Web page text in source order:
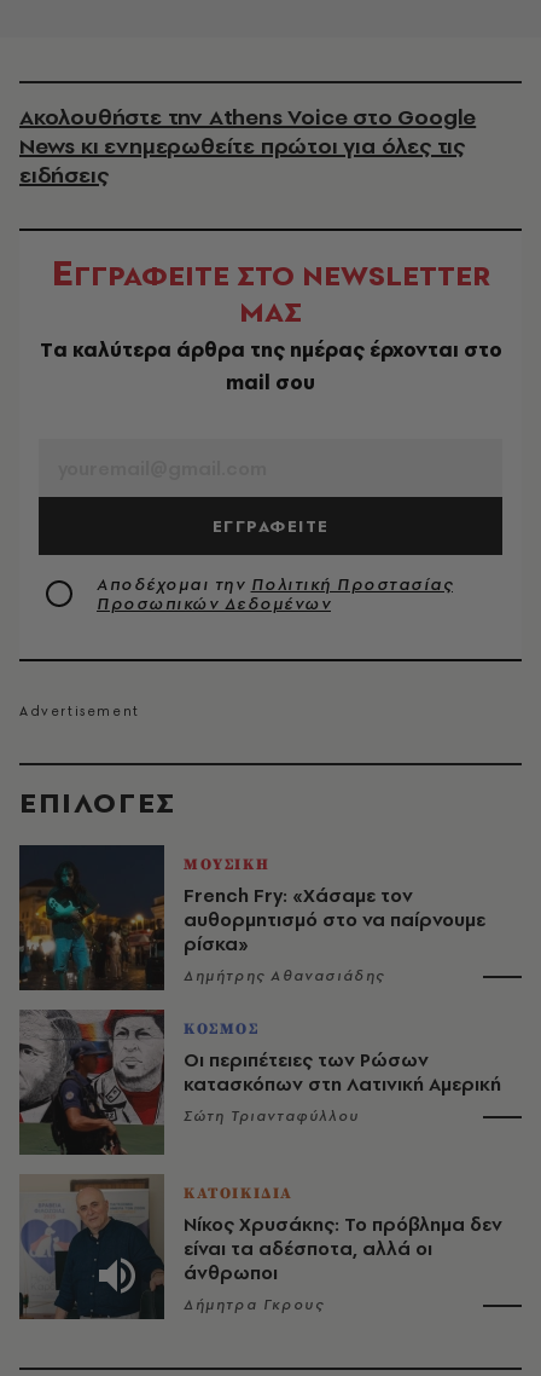
EΠΙΛΟΓΈΣ
ΜΟΥΣΙΚΗ
French Fry: «Χάσαμε τον
αυθορμητισμό στο να παίρνουμε
ρίσκα»
Δημήτρης Αθανασιάδης
ΚΟΣΜΟΣ
Οι περιπέτειες των Ρώσων
κατασκόπων στη Λατινική Αμερική
Σώτη Τριανταφύλλου
ΚΑΤΟΙΚΙΔΙΑ
Νίκος Χρυσάκης: Το πρόβλημα δεν
είναι τα αδέσποτα, αλλά οι
άνθρωποι
Δήμητρα Γκρους
Ακολουθήστε την Athens Voice στο Google
News κι ενημερωθείτε πρώτοι για όλες τις
ειδήσεις
ΕΓΓΡΑΦΕΙΤΕ ΣΤΟ NEWSLETTER
ΜΑΣ
Tα καλύτερα άρθρα της ημέρας έρχονται στο
mail σου
ΕΓΓΡΑΦΕΙΤΕ
Αποδέχομαι την Πολιτική Προστασίας
Προσωπικών Δεδομένων